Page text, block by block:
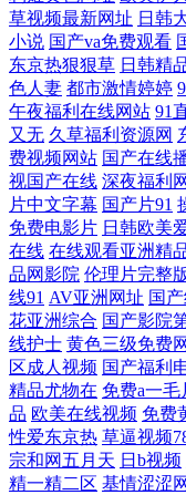
文字幕日韩精品专区 92
麻豆 91日韩国产精免费
夜在线 久久一期二期 色
在线视频 黑丝诱惑国产
花91 欧美久久青青草 亚
线入口永久 美女足交 熟
成人视屏 日韩成人专区
婷 欧美a在线观看 91发
91 爱豆传媒在线观看 久
草视频最新网址 日韩
小说 国产va免费观看
东京热狠狠草 日韩精
色人妻 都市激情婷婷
午夜福利在线网站 91
又无 久草福利资源网
费视频网站 国产在线
视国产在线 深夜福利
片中文字幕 国产片91
免费电影片 日韩欧美
在线 在线观看亚洲精
品网影院 伦理片完整
线91 AV亚洲网址 国
花亚洲综合 国产影院
线护士 黄色三级免费
区成人视频 国产福利
精品尤物在 免费a一毛
品 欧美在线视频 免费
性爱东京热 草逼视频
宗和网五月天 日b视频
精一精二区 基情涩涩网